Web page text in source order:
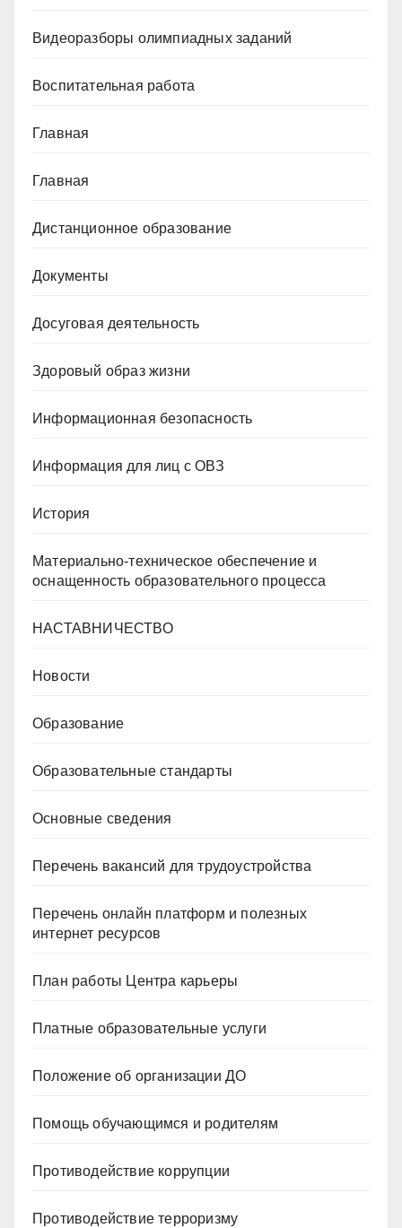
Видеоразборы олимпиадных заданий
Воспитательная работа
Главная
Главная
Дистанционное образование
Документы
Досуговая деятельность
Здоровый образ жизни
Информационная безопасность
Информация для лиц с ОВЗ
История
Материально-техническое обеспечение и
оснащенность образовательного процесса
НАСТАВНИЧЕСТВО
Новости
Образование
Образовательные стандарты
Основные сведения
Перечень вакансий для трудоустройства
Перечень онлайн платформ и полезных
интернет ресурсов
План работы Центра карьеры
Платные образовательные услуги
Положение об организации ДО
Помощь обучающимся и родителям
Противодействие коррупции
Противодействие терроризму